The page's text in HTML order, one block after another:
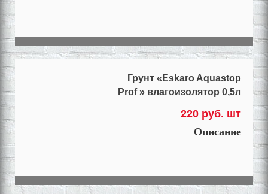
Грунт «Eskaro Aquastop
Prof » влагоизолятор 0,5л
220 руб. шт
Описание